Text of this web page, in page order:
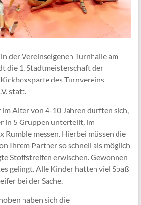
der Vereinseigenen Turnhalle am
die 1. Stadtmeisterschaft der
des Turnvereins
statt.
im Alter von 4-10 Jahren durften sich,
in 5 Gruppen unterteilt, im
Rumble messen. Hierbei müssen die
Ihrem Partner so schnell als möglich
Stoffstreifen erwischen. Gewonnen
gelingt. Alle Kinder hatten viel Spaß
bei der Sache.
haben sich die